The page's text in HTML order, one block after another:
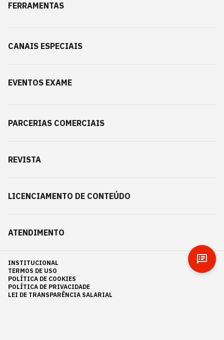
FERRAMENTAS
CANAIS ESPECIAIS
EVENTOS EXAME
PARCERIAS COMERCIAIS
REVISTA
LICENCIAMENTO DE CONTEÚDO
ATENDIMENTO
INSTITUCIONAL
TERMOS DE USO
POLÍTICA DE COOKIES
POLÍTICA DE PRIVACIDADE
LEI DE TRANSPARÊNCIA SALARIAL